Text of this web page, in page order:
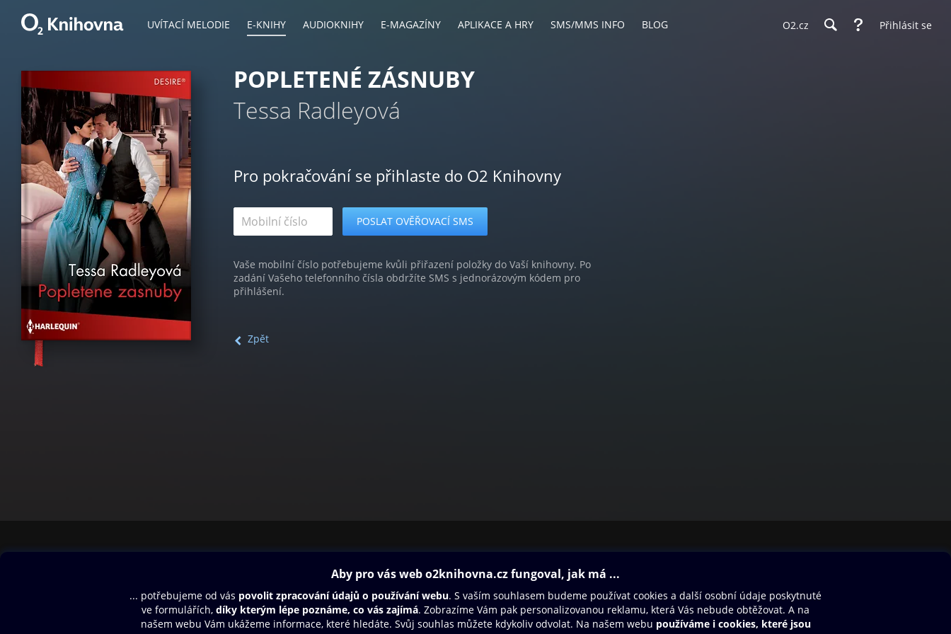
UVÍTACÍ MELODIE E-KNIHY AUDIOKNIHY E-MAGAZÍNY APLIKACE A HRY SMS/MMS INFO BLOG O2.cz Přihlásit se
POPLETENÉ ZÁSNUBY
Tessa Radleyová
Pro pokračování se přihlaste do O2 Knihovny
Vaše mobilní číslo potřebujeme kvůli přiřazení položky do Vaší knihovny. Po
zadání Vašeho telefonního čísla obdržíte SMS s jednorázovým kódem pro
přihlášení.
Zpět
Aplikace a hry
SMS/MMS Info
Blog
Dárkový poukaz
Nápověda
Oneplay Originály
Sport